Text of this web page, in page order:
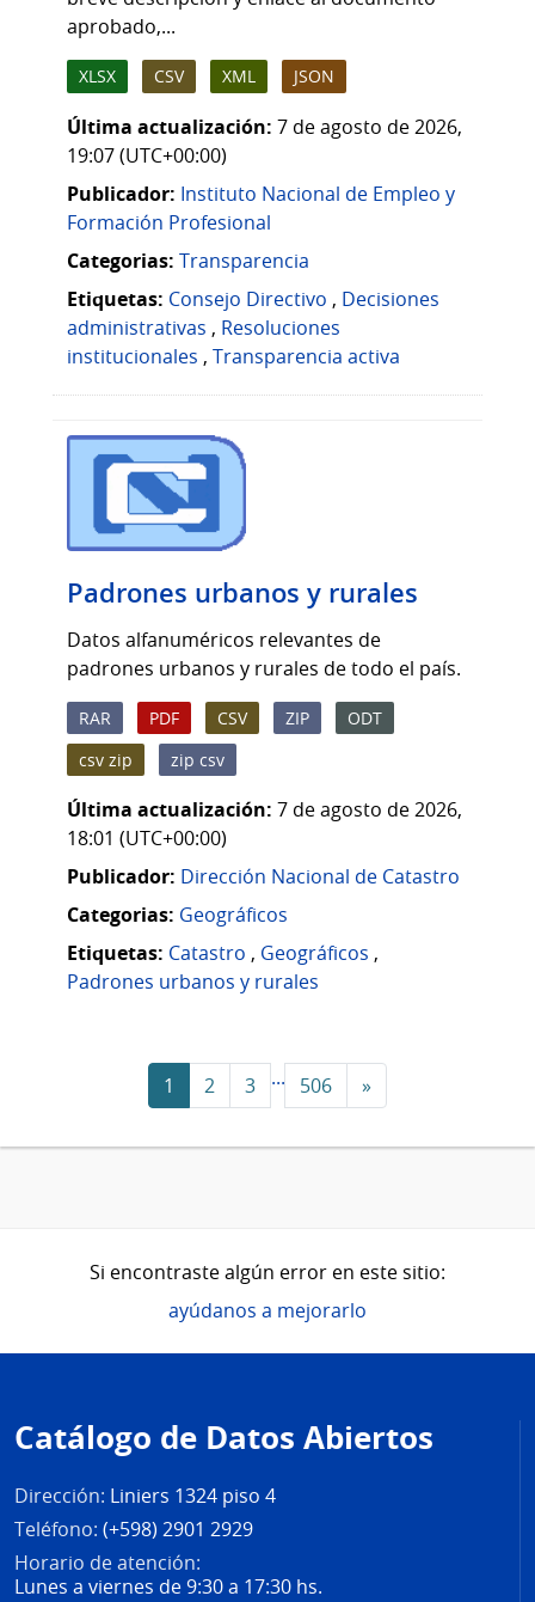
aprobado,...
XLSX CSV XML JSON
Última actualización: 7 de agosto de 2026,
19:07 (UTC+00:00)
Publicador: Instituto Nacional de Empleo y
Formación Profesional
Categorias: Transparencia
Etiquetas: Consejo Directivo , Decisiones
administrativas , Resoluciones
institucionales , Transparencia activa
Padrones urbanos y rurales
Datos alfanuméricos relevantes de
padrones urbanos y rurales de todo el país.
RAR PDF CSV ZIP
ODT
csv zip
zip csv
Última actualización: 7 de agosto de 2026,
18:01 (UTC+00:00)
Publicador: Dirección Nacional de Catastro
Categorias: Geográficos
Etiquetas: Catastro , Geográficos ,
Padrones urbanos y rurales
1 2 3 ... 506 »
Si encontraste algún error en este sitio:
ayúdanos a mejorarlo
de
página
Catálogo de Datos Abiertos
Dirección: Liniers 1324 piso 4
Teléfono: (+598) 2901 2929
Horario de atención:
Lunes a viernes de 9:30 a 17:30 hs.